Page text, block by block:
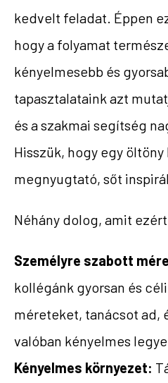
kedvelt feladat. Éppen
hogy a folyamat
kényelmesebb és
tapasztalataink azt
és a szakmai segítség
Hisszük, hogy egy
megnyugtató, sőt
Néhány dolog, amit
Személyre szabott
kollégánk gyorsan és
méreteket, tanácsot ad,
valóban kényelmes
Kényelmes környezet: